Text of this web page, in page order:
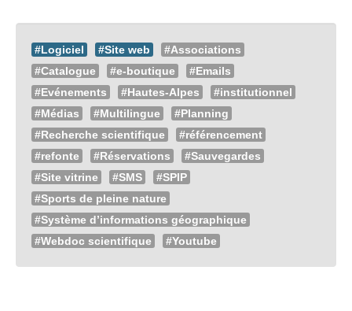
#Logiciel #Site web
#Associations
#Catalogue
#e-boutique
#Emails
#Evénements
#Hautes-Alpes
#institutionnel
#Médias
#Multilingue
#Planning
#Recherche scientifique
#référencement
#refonte
#Réservations
#Sauvegardes
#Site vitrine
#SMS
#SPIP
#Sports de pleine nature
#Système d’informations géographique
#Webdoc scientifique
#Youtube